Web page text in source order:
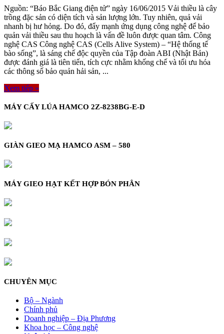
Nguồn: “Báo Bắc Giang điện tử” ngày 16/06/2015 Vải thiều là cây
trồng đặc sản có diện tích và sản lượng lớn. Tuy nhiên, quả vải
nhanh bị hư hỏng. Do đó, đẩy mạnh ứng dụng công nghệ để bảo
quản vải thiều sau thu hoạch là vấn đề luôn được quan tâm. Công
nghệ CAS Công nghệ CAS (Cells Alive System) – “Hệ thống tế
bào sống”, là sáng chế độc quyền của Tập đoàn ABI (Nhật Bản)
được đánh giá là tiên tiến, tích cực nhằm khống chế và tối ưu hóa
các thông số bảo quản hải sản, ...
Xem tiếp »
MÁY CẤY LÚA HAMCO 2Z-8238BG-E-D
GIÀN GIEO MẠ HAMCO ASM – 580
MÁY GIEO HẠT KẾT HỢP BÓN PHÂN
CHUYÊN MỤC
Bộ – Ngành
Chính phủ
Doanh nghiệp – Địa Phương
Khoa học – Công nghệ